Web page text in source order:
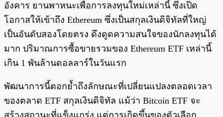
อังคาร ยานพาหนะเพื่อการลงทุนใหม่เหล่านี้ ซึ่งเปิด
โอกาสให้เข้าถึง Ethereum ซึ่งเป็นสกุลเงินดิจิทัลที่ใหญ่
เป็นอันดับสองโดยตรง ดึงดูดความสนใจของนักลงทุนได้
มาก ปริมาณการซื้อขายรวมของ Ethereum ETF เหล่านี้
เกิน 1 พันล้านดอลลาร์ในวันแรก
พัฒนาการนี้ตอกย้ำถึงลักษณะที่เปลี่ยนแปลงตลอดเวลา
ของตลาด ETF สกุลเงินดิจิทัล แม้ว่า Bitcoin ETF จะ